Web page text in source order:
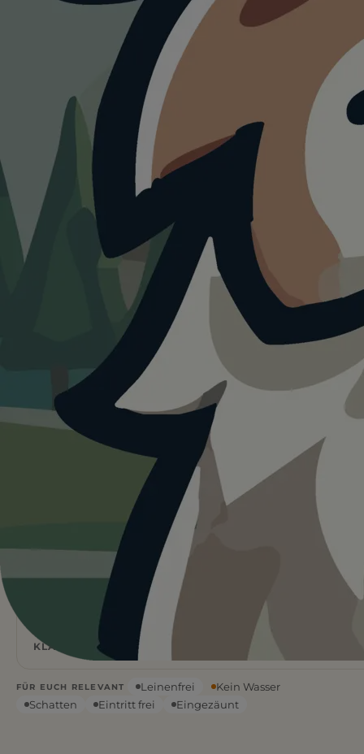
Visualisierung · KI
HUNDEAUSLAUF
Hundespielplatz
Gnesener Str
Heute ist ein guter Tagfür
Hundespielplatz Gnesener Str.
30°C und sonnig. Schatten ist vorhanden, aber kein
Wasser vor Ort. Nehmt genug mit.
OpenWeatherMap
KLARER HIMMEL
FÜR EUCH RELEVANT Leinenfrei
Kein Wasser
Schatten
Eintritt frei Eingezäunt